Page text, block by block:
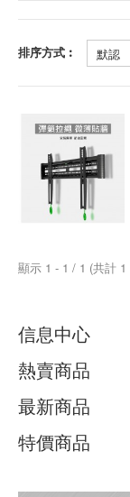
排序方式︰
顯示 1 - 1 / 1 (共計 1
信息中心
熱賣商品
最新商品
特價商品